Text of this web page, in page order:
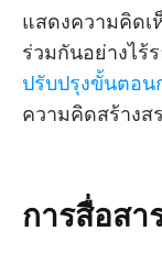
แสดงความคิดเ
ร่วมกันอย่างไร้
ปรับปรุงขั้นตอ
ความคิดสร้างส
การสื่อสา